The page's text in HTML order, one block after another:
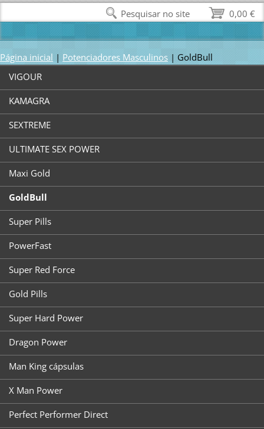
Página inicial | Potenciadores Masculinos | GoldBull
VIGOUR
KAMAGRA
SEXTREME
ULTIMATE SEX POWER
Maxi Gold
GoldBull
Super Pills
PowerFast
Super Red Force
Gold Pills
Super Hard Power
Dragon Power
Man King cápsulas
X Man Power
Perfect Performer Direct
0,00 €
Pesquisar no site